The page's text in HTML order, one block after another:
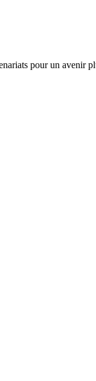
pour un avenir